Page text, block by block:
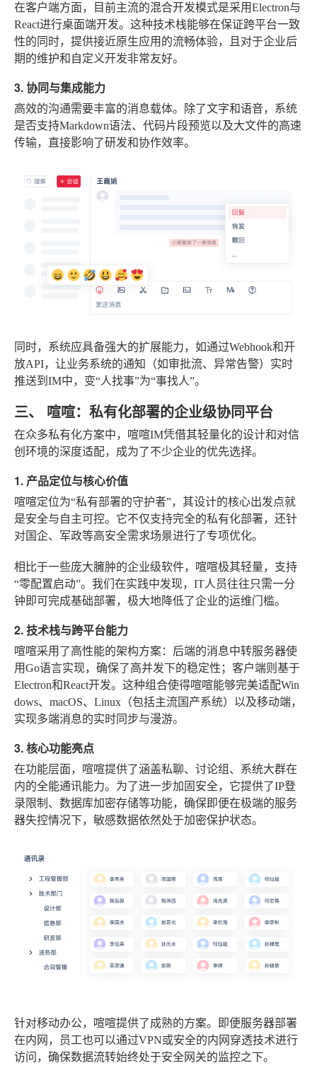
在客户端方面，目前主流的混合开发模式是采用Electron与
React进行桌面端开发。这种技术栈能够在保证跨平台一致
性的同时，提供接近原生应用的流畅体验，且对于企业后
期的维护和自定义开发非常友好。
3. 协同与集成能力
高效的沟通需要丰富的消息载体。除了文字和语音，系统
是否支持Markdown语法、代码片段预览以及大文件的高速
传输，直接影响了研发和协作效率。
同时，系统应具备强大的扩展能力，如通过Webhook和开
放API，让业务系统的通知（如审批流、异常告警）实时
推送到IM中，变“人找事”为“事找人”。
三、 喧喧：私有化部署的企业级协同平台
在众多私有化方案中，喧喧IM凭借其轻量化的设计和对信
创环境的深度适配，成为了不少企业的优先选择。
1. 产品定位与核心价值
喧喧定位为“私有部署的守护者”，其设计的核心出发点就
是安全与自主可控。它不仅支持完全的私有化部署，还针
对国企、军政等高安全需求场景进行了专项优化。
相比于一些庞大臃肿的企业级软件，喧喧极其轻量，支持
“零配置启动”。我们在实践中发现，IT人员往往只需一分
钟即可完成基础部署，极大地降低了企业的运维门槛。
2. 技术栈与跨平台能力
喧喧采用了高性能的架构方案：后端的消息中转服务器使
用Go语言实现，确保了高并发下的稳定性；客户端则基于
Electron和React开发。这种组合使得喧喧能够完美适配Win
dows、macOS、Linux（包括主流国产系统）以及移动端，
实现多端消息的实时同步与漫游。
3. 核心功能亮点
在功能层面，喧喧提供了涵盖私聊、讨论组、系统大群在
内的全能通讯能力。为了进一步加固安全，它提供了IP登
录限制、数据库加密存储等功能，确保即便在极端的服务
器失控情况下，敏感数据依然处于加密保护状态。
针对移动办公，喧喧提供了成熟的方案。即便服务器部署
在内网，员工也可以通过VPN或安全的内网穿透技术进行
访问，确保数据流转始终处于安全网关的监控之下。